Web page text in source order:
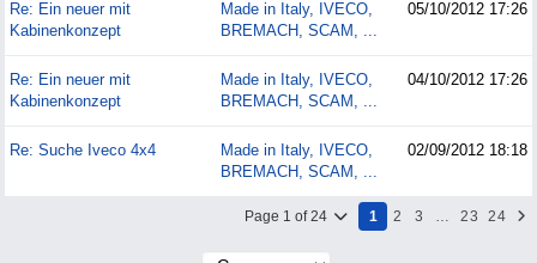
Re: Ein neuer mit
Kabinenkonzept
Made in Italy, IVECO,
BREMACH, SCAM, ...
05/10/2012 17:26
Re: Ein neuer mit
Kabinenkonzept
Made in Italy, IVECO,
BREMACH, SCAM, ...
04/10/2012 17:26
Re: Suche Iveco 4x4
Made in Italy, IVECO,
BREMACH, SCAM, ...
02/09/2012 18:18
Page 1 of 24 1 2 3 … 23 24